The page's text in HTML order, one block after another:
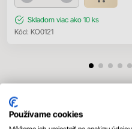
Skladom viac ako 10 ks
Kód: KO0121
Mohlo by sa vám páčiť
Používame cookies